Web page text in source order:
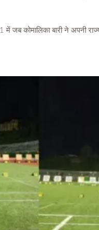
कोमालिका बारी ने अपनी